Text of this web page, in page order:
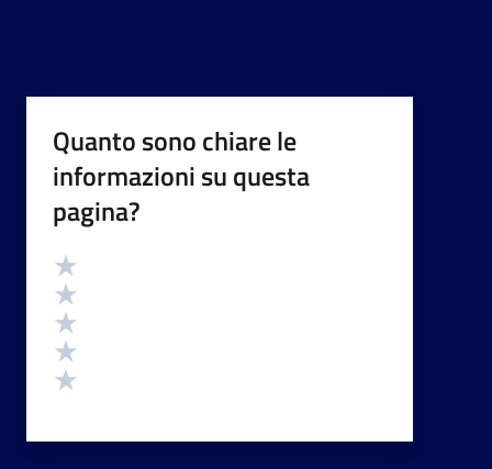
Quanto sono chiare le
informazioni su questa
pagina?
Valutazione